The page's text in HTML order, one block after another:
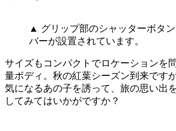
▲ グリップ部のシャッターボタ
バーが設置されています。
サイズもコンパクトでロケーションを
量ボディ。秋の紅葉シーズン到来です
気になるあの子を誘って、旅の思い出
してみてはいかがですか？